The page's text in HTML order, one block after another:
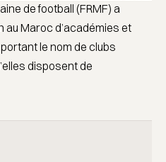
de football (FRMF) a
au Maroc d’académies et
le nom de clubs
disposent de